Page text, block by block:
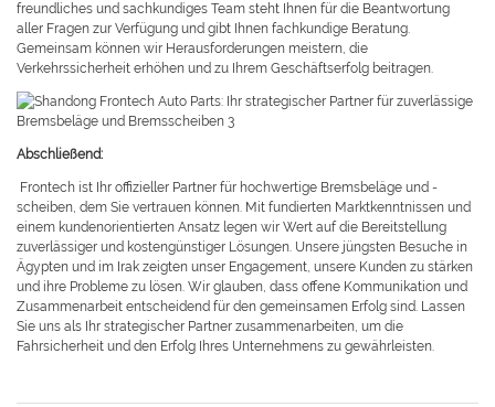
freundliches und sachkundiges Team steht Ihnen für die Beantwortung
aller Fragen zur Verfügung und gibt Ihnen fachkundige Beratung.
Gemeinsam können wir Herausforderungen meistern, die
Verkehrssicherheit erhöhen und zu Ihrem Geschäftserfolg beitragen.
Abschließend:
Frontech ist Ihr offizieller Partner für hochwertige Bremsbeläge und -
scheiben, dem Sie vertrauen können. Mit fundierten Marktkenntnissen und
einem kundenorientierten Ansatz legen wir Wert auf die Bereitstellung
zuverlässiger und kostengünstiger Lösungen. Unsere jüngsten Besuche in
Ägypten und im Irak zeigten unser Engagement, unsere Kunden zu stärken
und ihre Probleme zu lösen. Wir glauben, dass offene Kommunikation und
Zusammenarbeit entscheidend für den gemeinsamen Erfolg sind. Lassen
Sie uns als Ihr strategischer Partner zusammenarbeiten, um die
Fahrsicherheit und den Erfolg Ihres Unternehmens zu gewährleisten.